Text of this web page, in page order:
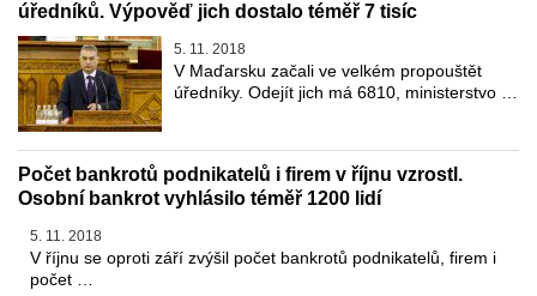
úředníků. Výpověď jich dostalo téměř 7 tisíc
5. 11. 2018
V Maďarsku začali ve velkém propouštět
úředníky. Odejít jich má 6810, ministerstvo …
Počet bankrotů podnikatelů i firem v říjnu vzrostl.
Osobní bankrot vyhlásilo téměř 1200 lidí
5. 11. 2018
V říjnu se oproti září zvýšil počet bankrotů podnikatelů, firem i
počet …